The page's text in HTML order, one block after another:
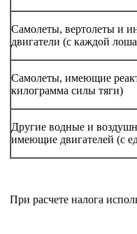
Самолеты, вертолеты и
двигатели (с каждой
Самолеты, имеющие
килограмма силы тяги)
Другие водные и
имеющие двигателей (с
При расчете налога